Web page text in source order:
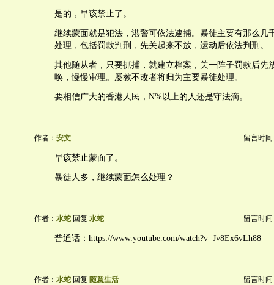
是的，早该禁止了。
继续蒙面就是犯法，港警可依法逮捕。暴徒主要有那么几
处理，包括罚款判刑，先关起来不放，运动后依法判刑。
其他随从者，只要抓捕，就建立档案，关一阵子罚款后先
唤，慢慢审理。屡教不改者将归为主要暴徒处理。
要相信广大的香港人民，N%以上的人还是守法滴。
作者： 安文 留言时间
早该禁止蒙面了。
暴徒人多，继续蒙面怎么处理？
作者： 水蛇 回复 水蛇 留言时间
普通话：https://www.youtube.com/watch?v=Jv8Ex6vLh88
作者： 水蛇 回复 随意生活 留言时间